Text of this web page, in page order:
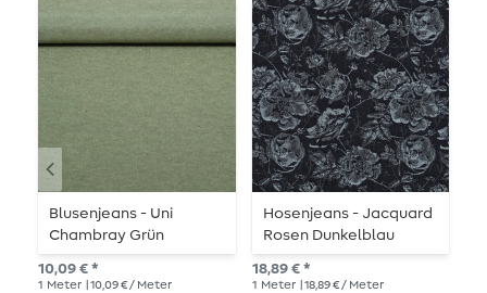
Blusenjeans - Uni
Chambray Grün
10,09 € *
1 Meter | 10,09 € / Meter
Hosenjeans - Jacquard
Rosen Dunkelblau
18,89 € *
1 Meter | 18,89 € / Meter